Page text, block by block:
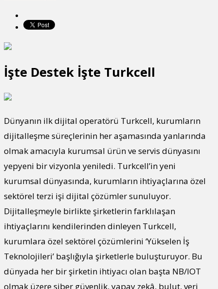
İşte Destek İşte Turkcell
Dünyanın ilk dijital operatörü Turkcell, kurumların
dijitalleşme süreçlerinin her aşamasında yanlarında
olmak amacıyla kurumsal ürün ve servis dünyasını
yepyeni bir vizyonla yeniledi. Turkcell’in yeni
kurumsal dünyasında, kurumların ihtiyaçlarına özel
sektörel terzi işi dijital çözümler sunuluyor.
Dijitalleşmeyle birlikte şirketlerin farklılaşan
ihtiyaçlarını kendilerinden dinleyen Turkcell,
kurumlara özel sektörel çözümlerini ‘Yükselen İş
Teknolojileri’ başlığıyla şirketlerle buluşturuyor. Bu
dünyada her bir şirketin ihtiyacı olan başta NB/IOT
olmak üzere siber güvenlik, yapay zekâ, bulut, veri